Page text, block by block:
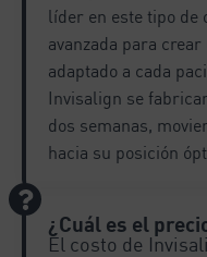
líder en este tipo de
avanzada para
adaptado a cada
Invisalign se
dos semanas,
hacia su posición
¿Cuál es el
El costo de